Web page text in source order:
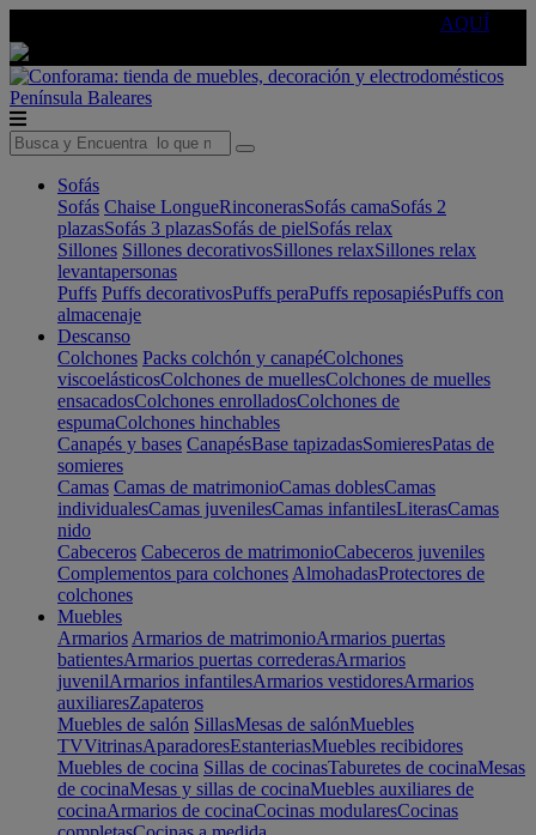
AQUÍ
Península Baleares
Sofás
Sofás Chaise LongueRinconerasSofás camaSofás 2
plazasSofás 3 plazasSofás de pielSofás relax
Sillones Sillones decorativosSillones relaxSillones relax
levantapersonas
Puffs Puffs decorativosPuffs peraPuffs reposapiésPuffs con
almacenaje
Descanso
Colchones Packs colchón y canapéColchones
viscoelásticosColchones de muellesColchones de muelles
ensacadosColchones enrolladosColchones de
espumaColchones hinchables
Canapés y bases CanapésBase tapizadasSomieresPatas de
somieres
Camas Camas de matrimonioCamas doblesCamas
individualesCamas juvenilesCamas infantilesLiterasCamas
nido
Cabeceros Cabeceros de matrimonioCabeceros juveniles
Complementos para colchones AlmohadasProtectores de
colchones
Muebles
Armarios Armarios de matrimonioArmarios puertas
batientesArmarios puertas correderasArmarios
juvenilArmarios infantilesArmarios vestidoresArmarios
auxiliaresZapateros
Muebles de salón SillasMesas de salónMuebles
TVVitrinasAparadoresEstanteriasMuebles recibidores
Muebles de cocina Sillas de cocinasTaburetes de cocinaMesas
de cocinaMesas y sillas de cocinaMuebles auxiliares de
cocinaArmarios de cocinaCocinas modularesCocinas